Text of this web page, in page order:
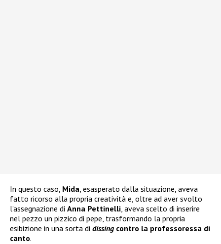
In questo caso, Mida, esasperato dalla situazione, aveva
fatto ricorso alla propria creatività e, oltre ad aver svolto
l’assegnazione di Anna Pettinelli, aveva scelto di inserire
nel pezzo un pizzico di pepe, trasformando la propria
esibizione in una sorta di dissing contro la professoressa di
canto.